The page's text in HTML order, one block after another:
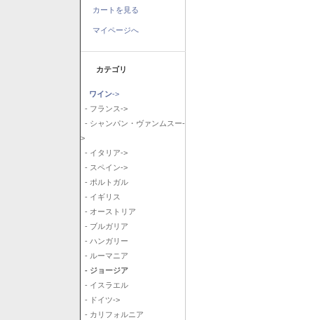
カートを見る
マイページへ
カテゴリ
ワイン->
- フランス->
- シャンパン・ヴァンムスー-
>
- イタリア->
- スペイン->
- ポルトガル
- イギリス
- オーストリア
- ブルガリア
- ハンガリー
- ルーマニア
- ジョージア
- イスラエル
- ドイツ->
- カリフォルニア